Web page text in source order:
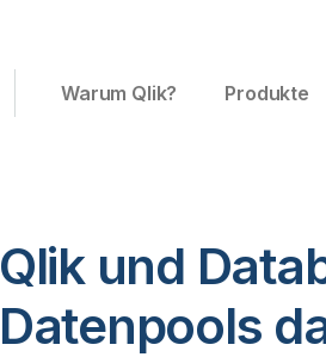
Warum Qlik? Produkte
Qlik und
Datenpools